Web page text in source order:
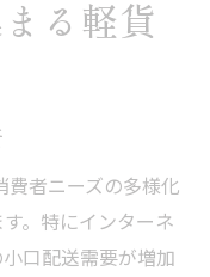
る軽貨
費者ニーズの多様化
。特にインターネ
口配送需要が増加